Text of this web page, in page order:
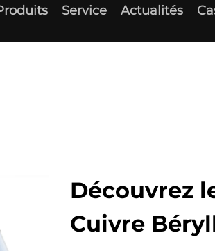
Service Actualités
Découvrez
Cuivre